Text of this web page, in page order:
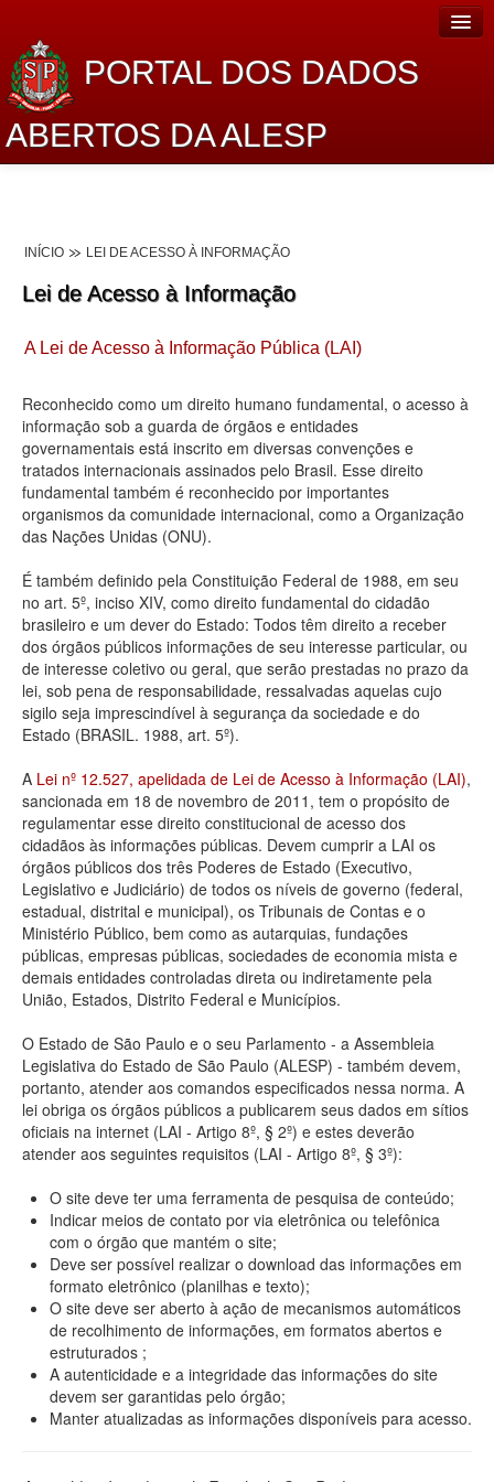
PORTAL DOS DADOS
ABERTOS DA ALESP
Lei de Acesso à Informação
Dados Governamentais Abertos
Planejamento
Catálogo de dados
Processo Legislativo
Deputados Estaduais
Administração
Legislação
Agenda
Perguntas frequentes
Contato
INÍCIO LEI DE ACESSO À INFORMAÇÃO
Lei de Acesso à Informação
A Lei de Acesso à Informação Pública (LAI)
Reconhecido como um direito humano fundamental, o acesso à
informação sob a guarda de órgãos e entidades
governamentais está inscrito em diversas convenções e
tratados internacionais assinados pelo Brasil. Esse direito
fundamental também é reconhecido por importantes
organismos da comunidade internacional, como a Organização
das Nações Unidas (ONU).
É também definido pela Constituição Federal de 1988, em seu
no art. 5º, inciso XIV, como direito fundamental do cidadão
brasileiro e um dever do Estado: Todos têm direito a receber
dos órgãos públicos informações de seu interesse particular, ou
de interesse coletivo ou geral, que serão prestadas no prazo da
lei, sob pena de responsabilidade, ressalvadas aquelas cujo
sigilo seja imprescindível à segurança da sociedade e do
Estado (BRASIL. 1988, art. 5º).
A Lei nº 12.527, apelidada de Lei de Acesso à Informação (LAI),
sancionada em 18 de novembro de 2011, tem o propósito de
regulamentar esse direito constitucional de acesso dos
cidadãos às informações públicas. Devem cumprir a LAI os
órgãos públicos dos três Poderes de Estado (Executivo,
Legislativo e Judiciário) de todos os níveis de governo (federal,
estadual, distrital e municipal), os Tribunais de Contas e o
Ministério Público, bem como as autarquias, fundações
públicas, empresas públicas, sociedades de economia mista e
demais entidades controladas direta ou indiretamente pela
União, Estados, Distrito Federal e Municípios.
O Estado de São Paulo e o seu Parlamento - a Assembleia
Legislativa do Estado de São Paulo (ALESP) - também devem,
portanto, atender aos comandos especificados nessa norma. A
lei obriga os órgãos públicos a publicarem seus dados em sítios
oficiais na internet (LAI - Artigo 8º, § 2º) e estes deverão
atender aos seguintes requisitos (LAI - Artigo 8º, § 3º):
O site deve ter uma ferramenta de pesquisa de conteúdo;
Indicar meios de contato por via eletrônica ou telefônica
com o órgão que mantém o site;
Deve ser possível realizar o download das informações em
formato eletrônico (planilhas e texto);
O site deve ser aberto à ação de mecanismos automáticos
de recolhimento de informações, em formatos abertos e
estruturados ;
A autenticidade e a integridade das informações do site
devem ser garantidas pelo órgão;
Manter atualizadas as informações disponíveis para acesso.